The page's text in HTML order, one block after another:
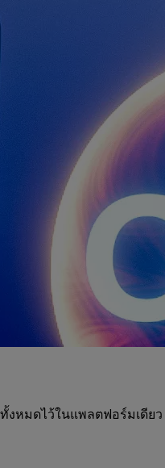
ทั้งหมดไว้ในแพลตฟอร์มเดียว